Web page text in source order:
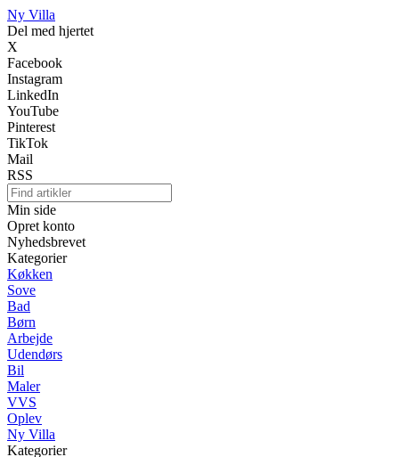
Ny Villa
Del med hjertet
X
Facebook
Instagram
LinkedIn
YouTube
Pinterest
TikTok
Mail
RSS
Min side
Opret konto
Nyhedsbrevet
Kategorier
Køkken
Sove
Bad
Børn
Arbejde
Udendørs
Bil
Maler
VVS
Oplev
Ny Villa
Kategorier